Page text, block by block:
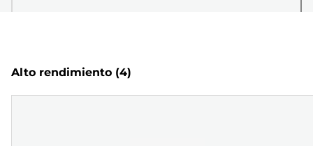
Alto rendimiento (4)